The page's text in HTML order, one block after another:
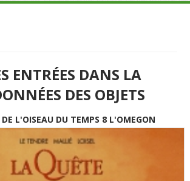
ENTRÉES DANS LA
DES OBJETS
L'OISEAU DU TEMPS 8 L'OMEGON